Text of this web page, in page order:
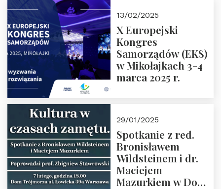
Zapraszamy
13/02/2025
X Europejski
Kongres
Samorządów (EKS)
w Mikołajkach 3-4
marca 2025 r.
29/01/2025
Spotkanie z red.
Bronisławem
Wildsteinem i dr.
Maciejem
Mazurkiem w Domu